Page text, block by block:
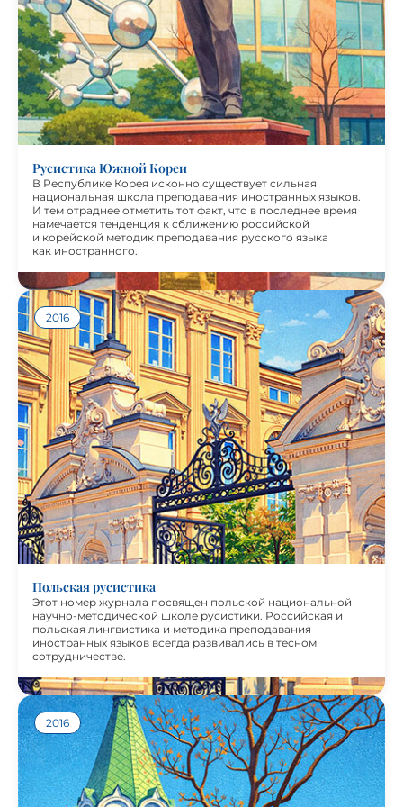
Русистика Южной Кореи
В Республике Корея исконно существует сильная
национальная школа преподавания иностранных языков.
И тем отраднее отметить тот факт, что в последнее время
намечается тенденция к сближению российской
и корейской методик преподавания русского языка
как иностранного.
В Республике Корея исконно существует сильная
национальная школа преподавания иностранных языков.
И тем отраднее отметить тот факт, что в последнее время
намечается тенденция к сближению российской и
корейской методик преподавания русского языка как
иностранного. В выпуске своими методическими
находками делятся наши корейские коллеги, российские
преподаватели, работающие в Республике Корея или
2016
Польская русистика
Этот номер журнала посвящен польской национальной
научно-методической школе русистики. Российская и
польская лингвистика и методика преподавания
иностранных языков всегда развивались в тесном
сотрудничестве.
Этот номер журнала посвящен польской национальной
научно-методической школе русистики. Российская и
польская лингвистика и методика преподавания
иностранных языков всегда развивались в тесном
сотрудничестве. Его основы заложил замечательный
русский и польский ученый, основатель Казанской
лингвистической школы Бодуэн де Куртенэ. В своих
статьях польские коллеги рассказывают о достижениях и
научных поисках, приемах преодоления межъязыковой
интерференции и многих других профессионально
2016